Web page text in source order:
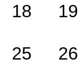
18 19
25 26